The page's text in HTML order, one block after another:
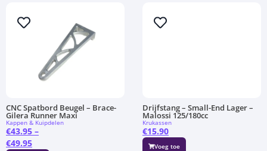
CNC Spatbord Beugel – Brace-
Gilera Runner Maxi
Kappen & Kuipdelen
€43.95 –
€49.95
Drijfstang – Small-End Lager –
Malossi 125/180cc
Krukassen
Voeg toe
€15.90